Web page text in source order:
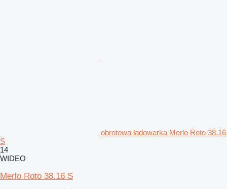
obrotowa ładowarka Merlo Roto 38.16
S
14
WIDEO
Merlo Roto 38.16 S